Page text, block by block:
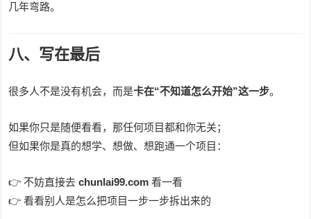
几年弯路。
八、写在最后
很多人不是没有机会，而是卡在“不知道怎么开始”这一步。
如果你只是随便看看，那任何项目都和你无关；
但如果你是真的想学、想做、想跑通一个项目：
👉 不妨直接去chunlai99.com 看一看
👉 看看别人是怎么把项目一步一步拆出来的